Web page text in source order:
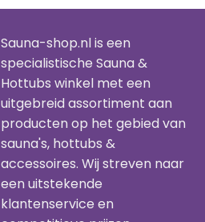
Sauna-shop.nl is een
specialistische Sauna &
Hottubs winkel met een
uitgebreid assortiment aan
producten op het gebied van
sauna's, hottubs &
accessoires. Wij streven naar
een uitstekende
klantenservice en